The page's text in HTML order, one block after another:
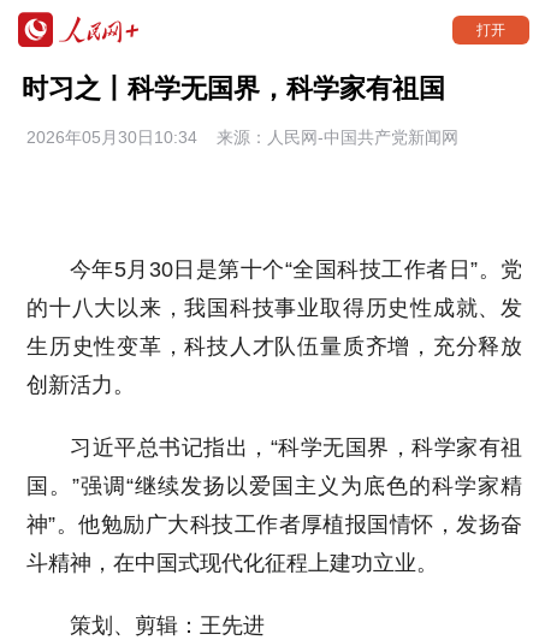
打开
时习之丨科学无国界，科学家有祖国
2026年05月30日10:34 来源： 人民网-中国共产党新闻网
今年5月30日是第十个“全国科技工作者日”。党
的十八大以来，我国科技事业取得历史性成就、发
生历史性变革，科技人才队伍量质齐增，充分释放
创新活力。
习近平总书记指出，“科学无国界，科学家有祖
国。”强调“继续发扬以爱国主义为底色的科学家精
神”。他勉励广大科技工作者厚植报国情怀，发扬奋
斗精神，在中国式现代化征程上建功立业。
策划、剪辑：王先进